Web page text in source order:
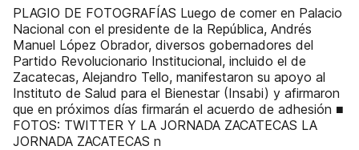
PLAGIO DE FOTOGRAFÍAS Luego de comer en Palacio
Nacional con el presidente de la República, Andrés
Manuel López Obrador, diversos gobernadores del
Partido Revolucionario Institucional, incluido el de
Zacatecas, Alejandro Tello, manifestaron su apoyo al
Instituto de Salud para el Bienestar (Insabi) y afirmaron
que en próximos días firmarán el acuerdo de adhesión ■
FOTOS: TWITTER Y LA JORNADA ZACATECAS LA
JORNADA ZACATECAS n